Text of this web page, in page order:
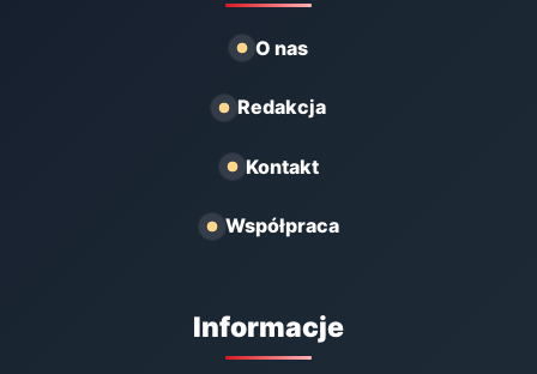
O nas
Redakcja
Kontakt
Współpraca
Informacje